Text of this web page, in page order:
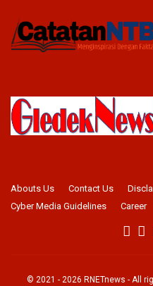
Abouts Us Contact Us
Cyber Media Guidelines
Career
© 2021 - 2026 RNETnews - All